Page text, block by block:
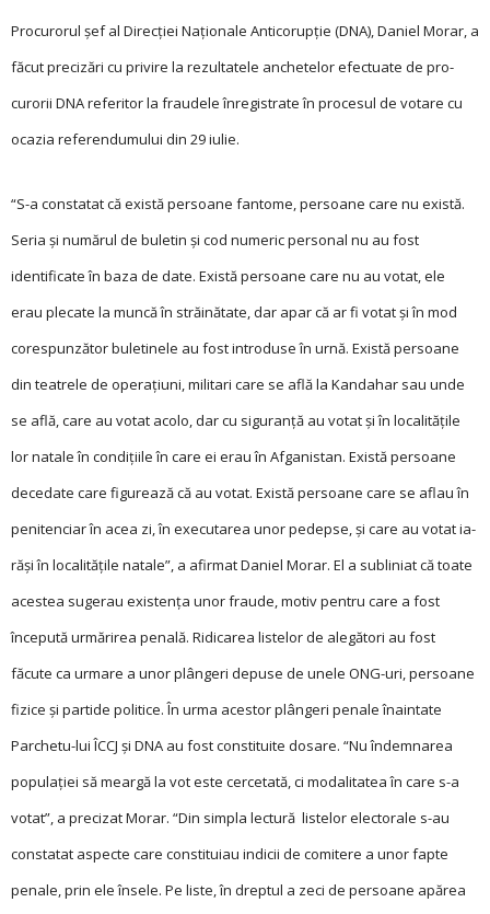
Procurorul şef al Direcţiei Naţionale An­­ti­­corupţie (DNA), Daniel Morar, a
făcut precizări cu privire la rezultatele anchetelor efectuate de pro-
curorii DNA referitor la fraudele înregistrate în procesul de votare cu
ocazia referendumului din 29 iulie.
“S-a constatat că există persoane fantome, persoane care nu există.
Seria şi numărul de buletin şi cod numeric personal nu au fost
identificate în baza de date. Există persoane care nu au votat, ele
erau plecate la muncă în străinătate, dar apar că ar fi votat şi în mod
corespunzător buletinele au fost introduse în urnă. Există persoane
din teatrele de operaţiuni, militari care se află la Kandahar sau unde
se află, care au votat acolo, dar cu siguranţă au votat și în localităţile
lor natale în condiţiile în care ei erau în Afganistan. Există persoane
decedate care figurează că au votat. Există persoane care se aflau în
penitenciar în acea zi, în executarea unor pedepse, şi care au votat ia-
răşi în localităţile natale”, a afirmat Daniel Morar. El a subliniat că toate
acestea sugerau existența unor fraude, motiv pentru care a fost
începută urmărirea penală. Ridicarea listelor de alegători au fost
făcute ca urmare a unor plângeri depuse de unele ONG-uri, persoane
fizice și partide politice. În urma acestor plângeri penale înaintate
Parchetu-lui ÎCCJ și DNA au fost constituite dosare. “Nu îndemnarea
populaţiei să meargă la vot este cercetată, ci modalitatea în care s-a
votat”, a precizat Morar. “Din simpla lectură listelor electorale s-au
constatat aspecte care constituiau indicii de comitere a unor fapte
penale, prin ele însele. Pe liste, în dreptul a zeci de persoane apărea